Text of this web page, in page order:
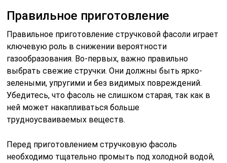
Правильное приготовление
Правильное приготовление стручковой фасоли играет
ключевую роль в снижении вероятности
газообразования. Во-первых, важно правильно
выбрать свежие стручки. Они должны быть ярко-
зелеными, упругими и без видимых повреждений.
Убедитесь, что фасоль не слишком старая, так как в
ней может накапливаться больше
трудноусваиваемых веществ.
Перед приготовлением стручковую фасоль
необходимо тщательно промыть под холодной водой,